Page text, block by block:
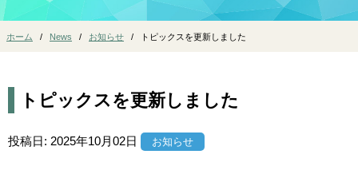
ホーム News お知らせ トピックスを更新しました
トピックスを更新しました
投稿日: 2025年10月02日 お知らせ